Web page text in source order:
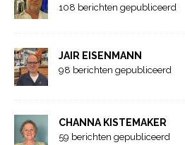
108 berichten gepubliceerd
JAIR EISENMANN
98 berichten gepubliceerd
CHANNA KISTEMAKER
59 berichten gepubliceerd